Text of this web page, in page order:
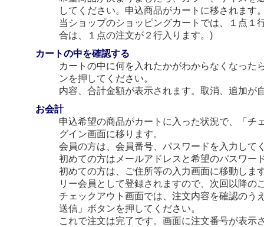
してください。申込商品がカートに移されます
当ショップのショッピングカートでは、１点１
合は、１点の注文が２行入ります。)
カートの中を確認する
カートの中に何を入れたかがわからなくなった
ンを押してください。
内容、合計金額が表示されます。取消、追加が
お会計
申込希望の商品がカートに入った状況で、「チ
グイン画面に移ります。
会員の方は、会員番号、パスワードを入力して
初めての方はメールアドレスと希望のパスワー
初めての方は、ご住所等の入力画面に移動しま
リー会員として登録されますので、次回以降の
チェックアウト画面では、注文内容を確認のう
送信」ボタンを押してください。
これで注文は完了です。画面に注文番号が表